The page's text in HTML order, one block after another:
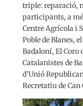
triple: reparació,
participants, a
Centre Agrícola i
Poble de Blanes,
Badaloní, El Coro
Catalanistes de
d’Unió
Recretatiu de Can